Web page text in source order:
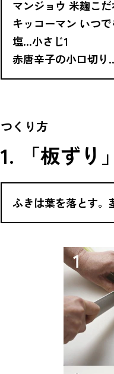
マンジョウ 米麹こ
キッコーマン いつ
塩…小さじ1
赤唐辛子の小口切り
つくり方
1. 「板ずり
ふきは葉を落とす。